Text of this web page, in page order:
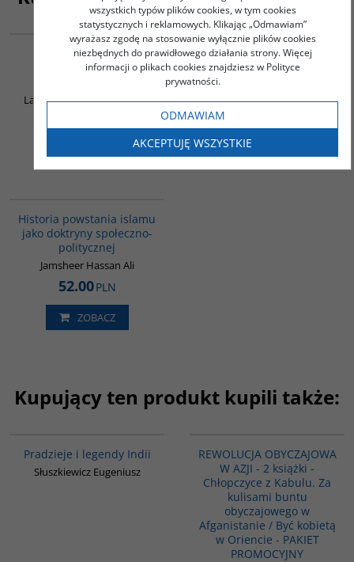
00172G
Geopolityka
fundamentalizmów
Larroque Anne-Clémentine
Na wschód od Jordanu. W
kraju braci Semitów
Historia powstania islamu
jako doktryny społeczno-
politycznej
Jamsheer Hassan Ali
52.00PLN
ZOBACZ
Kupujący ten produkt kupili także:
Pradzieje i legendy Indii
Słuszkiewicz Eugeniusz
REWOLUCJA OBYCZAJOWA
W AZJI - 2 książki -
Chłopczyce z Kabulu. Za
kulisami buntu
obyczajowego w
Afganistanie / Być kobietą
w Oriencie - PAKIET
PROMOCYJNY
wszystkich typów plików cookies, w tym cookies
statystycznych i reklamowych. Klikając „Odmawiam”
wyrażasz zgodę na stosowanie wyłącznie plików cookies
niezbędnych do prawidłowego działania strony. Więcej
informacji o plikach cookies znajdziesz w Polityce
prywatności.
ODMAWIAM
AKCEPTUJĘ WSZYSTKIE